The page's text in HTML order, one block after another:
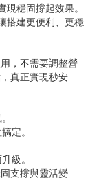
穩固撐起效果。
搭建更便利、更穩
，不需要調整營
真正實現秒安
定。
級。
支撐與靈活變